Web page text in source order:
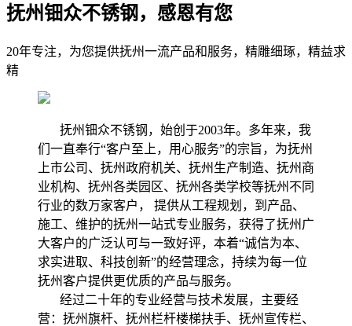
抚州钿众不锈钢，感恩有您
20年专注，为您提供抚州一流产品和服务，精雕细琢，精益求
精
抚州钿众不锈钢，始创于2003年。多年来，我
们一直奉行“客户至上，用心服务”的宗旨，为抚州
上市公司、抚州政府机关、抚州生产制造、抚州商
业机构、抚州各类园区、抚州各类学校等抚州不同
行业的数万家客户， 提供从工程规划，到产品、
施工、维护的抚州一站式专业服务，获得了抚州广
大客户的广泛认可与一致好评，本着“诚信为本、
求实进取、科技创新”的经营理念，持续为每一位
抚州客户提供更优质的产品与服务。
经过二十年的专业经营与技术发展，主要经
营：抚州旗杆、抚州栏杆楼梯扶手、抚州宣传栏、